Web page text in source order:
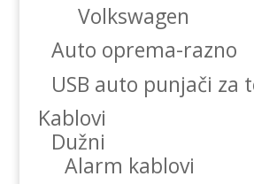
Volkswagen
Auto oprema-razno
USB auto punjači za
Kablovi
Dužni
Alarm kablovi